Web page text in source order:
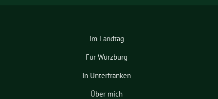
Im Landtag
Für Würzburg
In Unterfranken
Über mich